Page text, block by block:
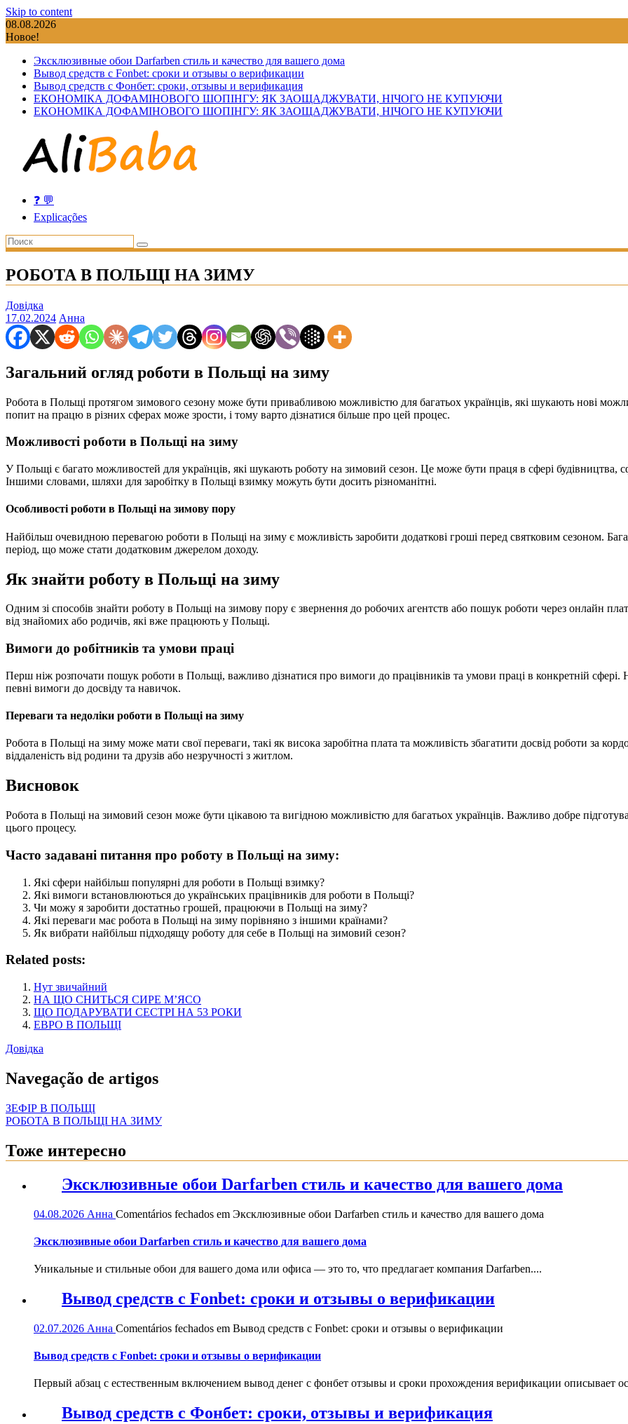
Skip to content
08.08.2026
Новое!
Эксклюзивные обои Darfarben стиль и качество для вашего дома
Вывод средств с Fonbet: сроки и отзывы о верификации
Вывод средств с Фонбет: сроки, отзывы и верификация
ЕКОНОМІКА ДОФАМІНОВОГО ШОПІНГУ: ЯК ЗАОЩАДЖУВАТИ, НІЧОГО НЕ КУПУЮЧИ
ЕКОНОМІКА ДОФАМІНОВОГО ШОПІНГУ: ЯК ЗАОЩАДЖУВАТИ, НІЧОГО НЕ КУПУЮЧИ
❓ 💬
Explicações
РОБОТА В ПОЛЬЩІ НА ЗИМУ
Довідка
17.02.2024 Анна
Загальний огляд роботи в Польщі на зиму
Робота в Польщі протягом зимового сезону може бути привабливою можливістю для багатьох українців, які шукають нові
попит на працю в різних сферах може зрости, і тому варто дізнатися більше про цей процес.
Можливості роботи в Польщі на зиму
У Польщі є багато можливостей для українців, які шукають роботу на зимовий сезон. Це може бути праця в сфері будівництва,
Іншими словами, шляхи для заробітку в Польщі взимку можуть бути досить різноманітні.
Особливості роботи в Польщі на зимову пору
Найбільш очевидною перевагою роботи в Польщі на зиму є можливість заробити додаткові гроші перед святковим сезоном.
період, що може стати додатковим джерелом доходу.
Як знайти роботу в Польщі на зиму
Одним зі способів знайти роботу в Польщі на зимову пору є звернення до робочих агентств або пошук роботи через онлайн
від знайомих або родичів, які вже працюють у Польщі.
Вимоги до робітників та умови праці
Перш ніж розпочати пошук роботи в Польщі, важливо дізнатися про вимоги до працівників та умови праці в конкретній сфері.
певні вимоги до досвіду та навичок.
Переваги та недоліки роботи в Польщі на зиму
Робота в Польщі на зиму може мати свої переваги, такі як висока заробітна плата та можливість збагатити досвід роботи за
віддаленість від родини та друзів або незручності з житлом.
Висновок
Робота в Польщі на зимовий сезон може бути цікавою та вигідною можливістю для багатьох українців. Важливо добре
цього процесу.
Часто задавані питання про роботу в Польщі на зиму:
Які сфери найбільш популярні для роботи в Польщі взимку?
Які вимоги встановлюються до українських працівників для роботи в Польщі?
Чи можу я заробити достатньо грошей, працюючи в Польщі на зиму?
Які переваги має робота в Польщі на зиму порівняно з іншими країнами?
Як вибрати найбільш підходящу роботу для себе в Польщі на зимовий сезон?
Related posts:
Нут звичайний
НА ЩО СНИТЬСЯ СИРЕ М’ЯСО
ЩО ПОДАРУВАТИ СЕСТРІ НА 53 РОКИ
ЕВРО В ПОЛЬЩІ
Довідка
Navegação de artigos
ЗЕФІР В ПОЛЬЩІ
РОБОТА В ПОЛЬЩІ НА ЗИМУ
Тоже интересно
Эксклюзивные обои Darfarben стиль и качество для вашего дома
04.08.2026 Анна Comentários fechados em Эксклюзивные обои Darfarben стиль и качество для вашего дома
Эксклюзивные обои Darfarben стиль и качество для вашего дома
Уникальные и стильные обои для вашего дома или офиса — это то, что предлагает компания Darfarben....
Вывод средств с Fonbet: сроки и отзывы о верификации
02.07.2026 Анна Comentários fechados em Вывод средств с Fonbet: сроки и отзывы о верификации
Вывод средств с Fonbet: сроки и отзывы о верификации
Первый абзац с естественным включением вывод денег с фонбет отзывы и сроки прохождения верификации описывает
Вывод средств с Фонбет: сроки, отзывы и верификация